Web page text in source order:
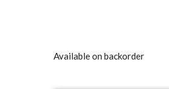
Available on backorder